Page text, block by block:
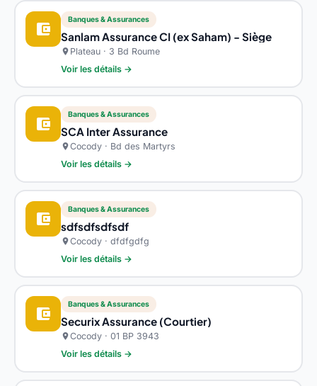
account_balance_wallet
Banques & Assurances
Sanlam Assurance CI (ex Saham) - Siège
location_on Plateau · 3 Bd Roume
Voir les détails →
account_balance_wallet
Banques & Assurances
SCA Inter Assurance
location_onCocody · Bd des Martyrs
Voir les détails →
account_balance_wallet
Banques & Assurances
sdfsdfsdfsdf
location_onCocody · dfdfgdfg
Voir les détails →
account_balance_wallet
Banques & Assurances
Securix Assurance (Courtier)
location_onCocody · 01 BP 3943
Voir les détails →